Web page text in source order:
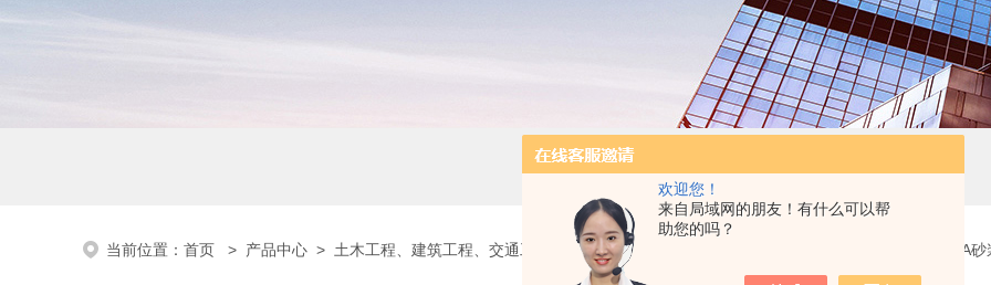
欢迎您！
来自局域网的朋友！有什么可以帮
助您的吗？
当前位置： 首页 > 产品中心 > 土木工程、建筑工程、交通工程试验仪器设备系列 > CA砂